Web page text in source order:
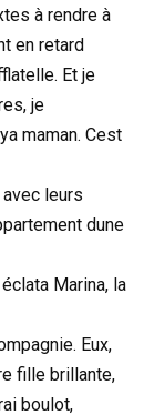
à rendre à
en retard
Et je
je
maman. Cest
leurs
dune
Marina, la
Eux,
fille brillante,
boulot,